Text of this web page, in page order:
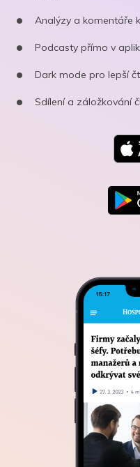
Analýzy a komentáře
Podcasty přímo v
Dark mode pro lepší
Sdílení a záložkování